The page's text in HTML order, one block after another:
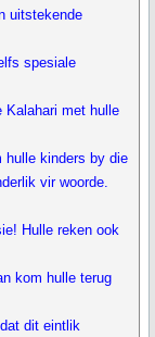
uitstekende
spesiale
Kalahari met hulle
kinders by die
vir woorde.
Hulle reken ook
kom hulle terug
dit eintlik